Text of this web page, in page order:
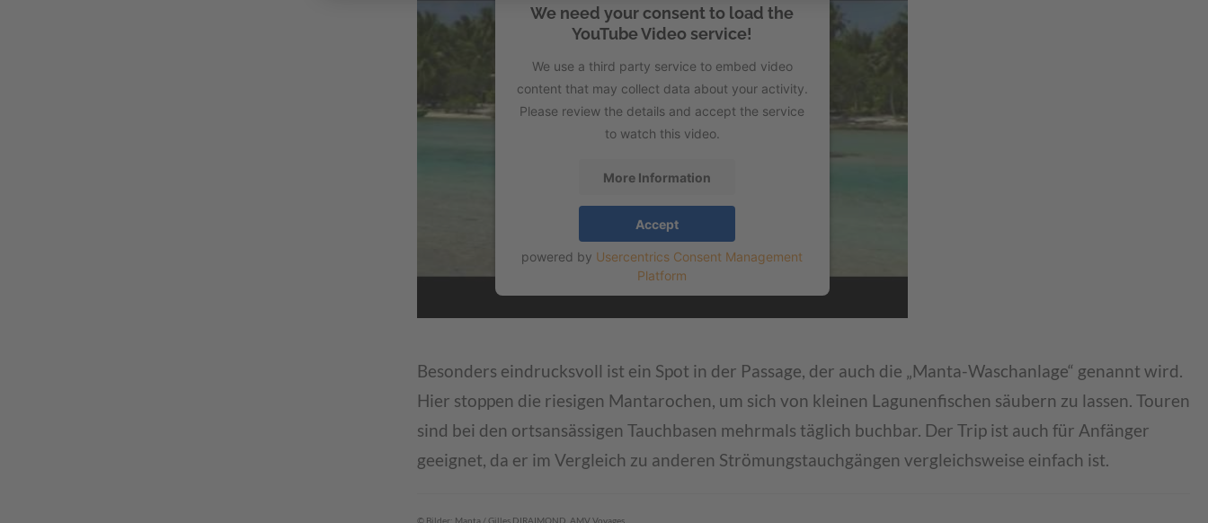
We need your consent to load the
YouTube Video service!
We use a third party service to embed video
content that may collect data about your activity.
Please review the details and accept the service
to watch this video.
More Information
Accept
powered by Usercentrics Consent Management
Platform
Besonders eindrucksvoll ist ein Spot in der Passage, der auch die „Manta-Waschanlage“ genannt wird.
Hier stoppen die riesigen Mantarochen, um sich von kleinen Lagunenfischen säubern zu lassen. Touren
sind bei den ortsansässigen Tauchbasen mehrmals täglich buchbar. Der Trip ist auch für Anfänger
geeignet, da er im Vergleich zu anderen Strömungstauchgängen vergleichsweise einfach ist.
© Bilder: Manta / Gilles DIRAIMOND, AMV Voyages